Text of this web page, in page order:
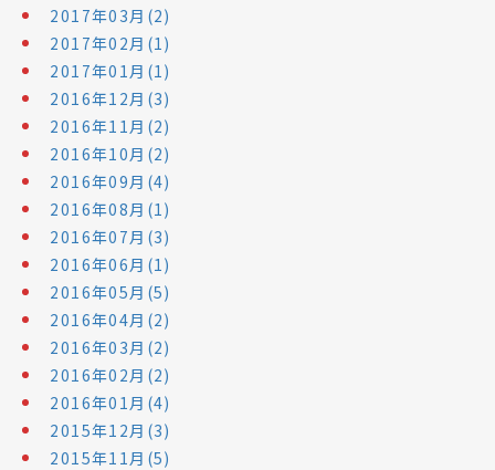
2017年03月(2)
2017年02月(1)
2017年01月(1)
2016年12月(3)
2016年11月(2)
2016年10月(2)
2016年09月(4)
2016年08月(1)
2016年07月(3)
2016年06月(1)
2016年05月(5)
2016年04月(2)
2016年03月(2)
2016年02月(2)
2016年01月(4)
2015年12月(3)
2015年11月(5)